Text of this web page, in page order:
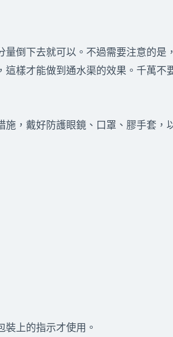
量倒下去就可以。不過需要注意的
這樣才能做到通水渠的效果。千萬
施，戴好防護眼鏡、口罩、膠手套
上的指示才使用。